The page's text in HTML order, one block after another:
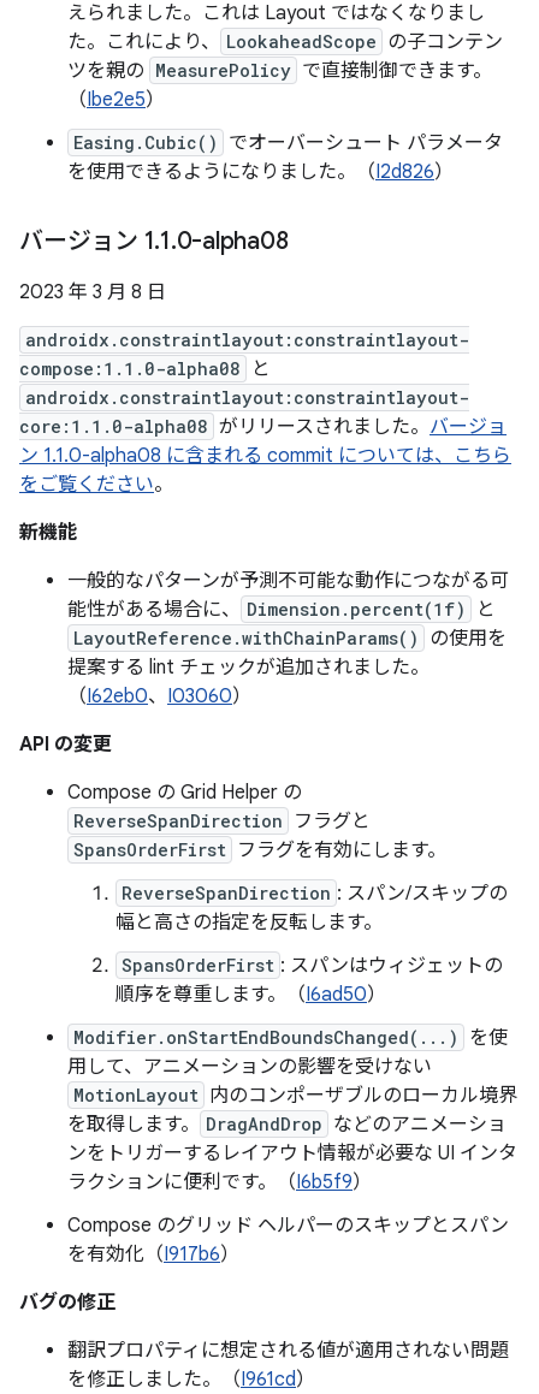
えられました。これは Layout ではなくなりまし
た。これにより、
LookaheadScope の子コンテン
ツを親の MeasurePolicy で直接制御できます。
（Ibe2e5）
Easing.Cubic()
でオーバーシュート パラメータ
を使用できるようになりました。（I2d826）
バージョン 1.1.0-alpha08
2023 年 3 月 8 日
androidx.constraintlayout:constraintlayout-
compose:1.1.0-alpha08
と
androidx.constraintlayout:constraintlayout-
core:1.1.0-alpha08 がリリースされました。 バージョ
ン 1.1.0-alpha08 に含まれる commit については、こちら
をご覧ください。
新機能
一般的なパターンが予測不可能な動作につながる可
能性がある場合に、
Dimension.percent(1f) と
LayoutReference.withChainParams()
の使用を
提案する lint チェックが追加されました。
（I62eb0、 I03060）
API の変更
Compose の Grid Helper の
ReverseSpanDirection フラグと
SpansOrderFirst フラグを有効にします。
ReverseSpanDirection : スパン/スキップの
幅と高さの指定を反転します。
SpansOrderFirst : スパンはウィジェットの
順序を尊重します。（I6ad50）
Modifier.onStartEndBoundsChanged(...)
を使
用して、アニメーションの影響を受けない
MotionLayout 内のコンポーザブルのローカル境界
を取得します。
DragAndDrop などのアニメーショ
ンをトリガーするレイアウト情報が必要な UI インタ
ラクションに便利です。（I6b5f9）
Compose のグリッド ヘルパーのスキップとスパン
を有効化（I917b6）
バグの修正
翻訳プロパティに想定される値が適用されない問題
を修正しました。（I961cd）